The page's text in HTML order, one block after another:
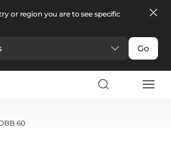
or region you are to see specific
Go
60